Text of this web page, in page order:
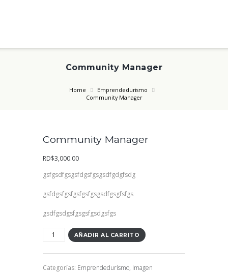
Community Manager
Home
Emprendedurismo
Community Manager
Community Manager
RD$3,000.00
gsfgsdfgsgsfdgsfgsgsdfgdgfsdg
gsfdgsfgsfgsfgsfgsgsdfgsgfsfgs
gsdfgsdgsfgsgsfgsdgsfgs
Community
Manager
cantidad
AÑADIR AL CARRITO
Categorías: Emprendedurismo, Imagen